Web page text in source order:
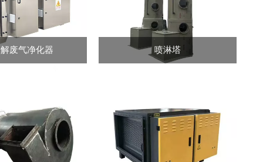
废气净化器 喷淋塔